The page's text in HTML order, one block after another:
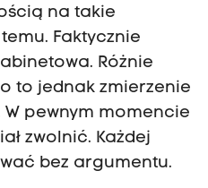
na takie
Faktycznie
Różnie
to jednak zmierzenie
pewnym momencie
zwolnić. Każdej
bez argumentu.